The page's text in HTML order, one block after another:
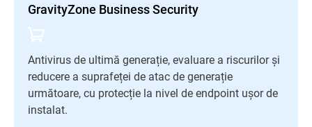
GravityZone Business Security
Antivirus de ultimă generație, evaluare a riscurilor și
reducere a suprafeței de atac de generație
următoare, cu protecție la nivel de endpoint ușor de
instalat.